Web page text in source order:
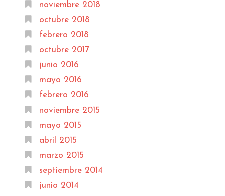
noviembre 2018
octubre 2018
febrero 2018
octubre 2017
junio 2016
mayo 2016
febrero 2016
noviembre 2015
mayo 2015
abril 2015
marzo 2015
septiembre 2014
junio 2014